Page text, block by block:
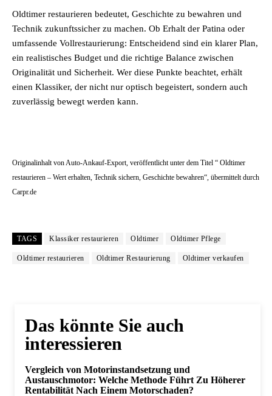
Oldtimer restaurieren bedeutet, Geschichte zu bewahren und
Technik zukunftssicher zu machen. Ob Erhalt der Patina oder
umfassende Vollrestaurierung: Entscheidend sind ein klarer Plan,
ein realistisches Budget und die richtige Balance zwischen
Originalität und Sicherheit. Wer diese Punkte beachtet, erhält
einen Klassiker, der nicht nur optisch begeistert, sondern auch
zuverlässig bewegt werden kann.
Originalinhalt von Auto-Ankauf-Export, veröffentlicht unter dem Titel “ Oldtimer
restaurieren – Wert erhalten, Technik sichern, Geschichte bewahren“, übermittelt durch
Carpr.de
TAGS Klassiker restaurieren Oldtimer Oldtimer Pflege
Oldtimer restaurieren Oldtimer Restaurierung Oldtimer verkaufen
Das könnte Sie auch
interessieren
Vergleich von Motorinstandsetzung und
Austauschmotor: Welche Methode Führt Zu Höherer
Rentabilität Nach Einem Motorschaden?